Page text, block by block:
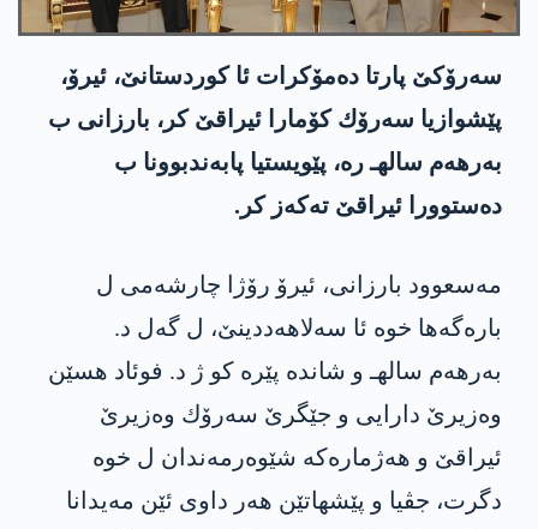
سه‌رۆكێ پارتا ده‌مۆكرات ئا كوردستانێ، ئیرۆ،
پێشوازیا سه‌رۆك كۆمارا ئیراقێ كر، بارزانی ب
به‌رهه‌م سالهـ ره‌، پێویستیا پابه‌ندبوونا ب
ده‌ستوورا ئیراقێ ته‌كه‌ز كر.
مه‌سعوود بارزانی، ئیرۆ رۆژا چارشه‌می ل
باره‌گه‌ها خوه‌ ئا سه‌لاهه‌ددینێ، ل گه‌ل د.
به‌رهه‌م سالهـ و شانده‌ پێره‌ كو ژ د. فوئاد هسێن
وه‌زیرێ دارایی و جێگرێ سه‌رۆك وه‌زیرێ
ئیراقێ و هه‌ژماره‌كه‌ شێوه‌رمه‌ندان ل خوه‌
دگرت، جڤیا و پێشهاتێن هه‌ر داوی ئێن مه‌یدانا